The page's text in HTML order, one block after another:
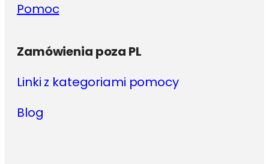
Pomoc
Zamówienia poza PL
Linki z kategoriami pomocy
Blog